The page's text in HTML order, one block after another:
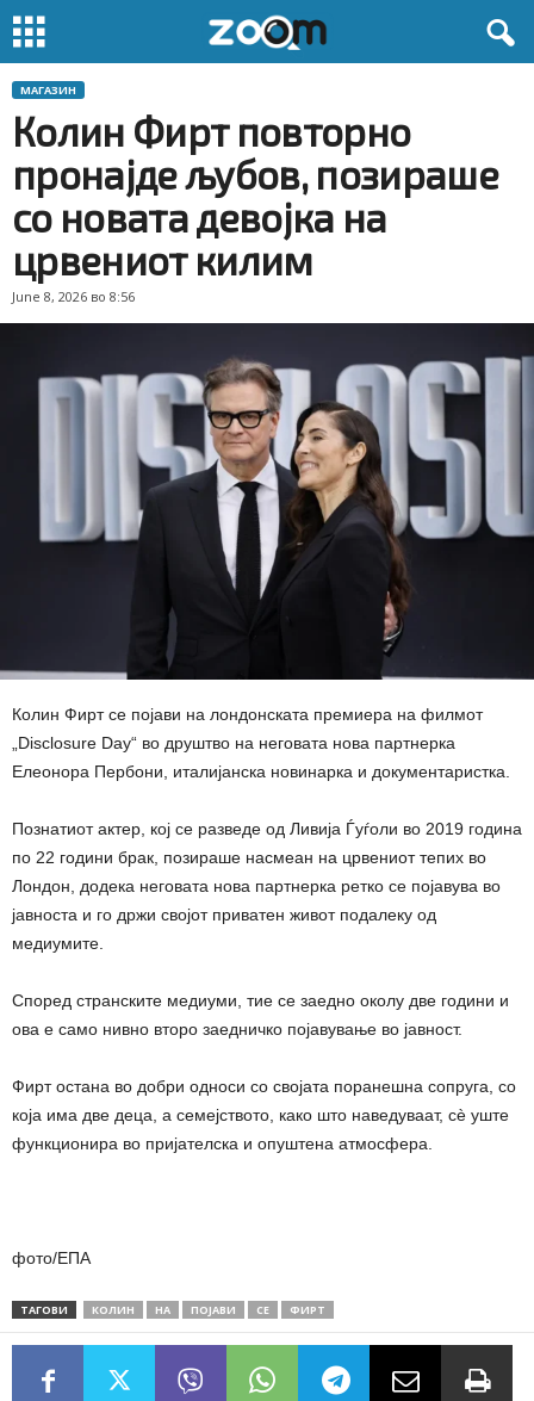
МАГАЗИН
Колин Фирт повторно
пронајде љубов, позираше
со новата девојка на
црвениот килим
June 8, 2026 во 8:56
Колин Фирт се појави на лондонската премиера на филмот
„Disclosure Day“ во друштво на неговата нова партнерка
Елеонора Пербони, италијанска новинарка и документаристка.
Познатиот актер, кој се разведе од Ливија Ѓуѓоли во 2019 година
по 22 години брак, позираше насмеан на црвениот тепих во
Лондон, додека неговата нова партнерка ретко се појавува во
јавноста и го држи својот приватен живот подалеку од
медиумите.
Според странските медиуми, тие се заедно околу две години и
ова е само нивно второ заедничко појавување во јавност.
Фирт остана во добри односи со својата поранешна сопруга, со
која има две деца, а семејството, како што наведуваат, сè уште
функционира во пријателска и опуштена атмосфера.
фото/ЕПА
ТАГОВИ КОЛИН НА ПОЈАВИ СЕ ФИРТ